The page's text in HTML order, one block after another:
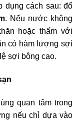
dụng cách sau: đổ
. Nếu nước không
hoặc thấm với
có hàm lượng sợi
sợi bông cao.
quan tâm trong
nếu chỉ dựa vào